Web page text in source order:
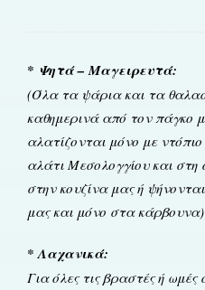
* Ψητά – Μαγειρευτά:
(Όλα τα ψάρια και τα
καθημερινά από τον πάγκο
αλατίζονται μόνο με
αλάτι Μεσολογγίου και στη
στην κουζίνα μας ή
μας και μόνο στα κάρβουνα)
* Λαχανικά:
Για όλες τις βραστές ή